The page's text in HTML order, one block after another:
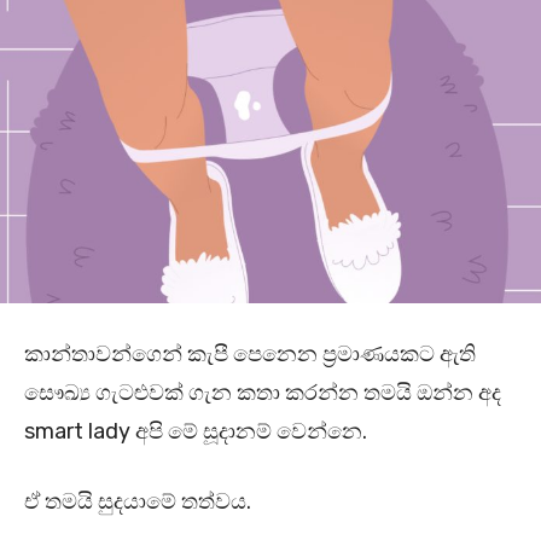
කාන්තාවන්ගෙන් කැපී පෙනෙන ප්‍රමාණයකට ඇති
සෞඛ්‍ය ගැටළුවක් ගැන කතා කරන්න තමයි ඔන්න අද
smart lady අපි මේ සූදානම් වෙන්නෙ.
ඒ තමයි සුදයාමේ තත්වය.